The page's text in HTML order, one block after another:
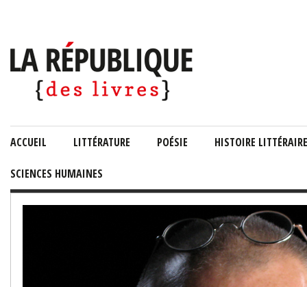
ACCUEIL LITTÉRATURE POÉSIE HISTOIRE LITTÉRAIRE
SCIENCES HUMAINES